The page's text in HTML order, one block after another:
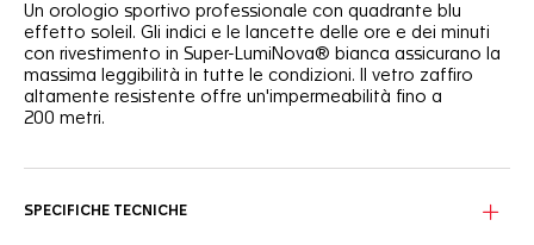
Un orologio sportivo professionale con quadrante blu
effetto soleil. Gli indici e le lancette delle ore e dei minuti
con rivestimento in Super-LumiNova® bianca assicurano la
massima leggibilità in tutte le condizioni. Il vetro zaffiro
altamente resistente offre un'impermeabilità fino a
200 metri.
SPECIFICHE TECNICHE